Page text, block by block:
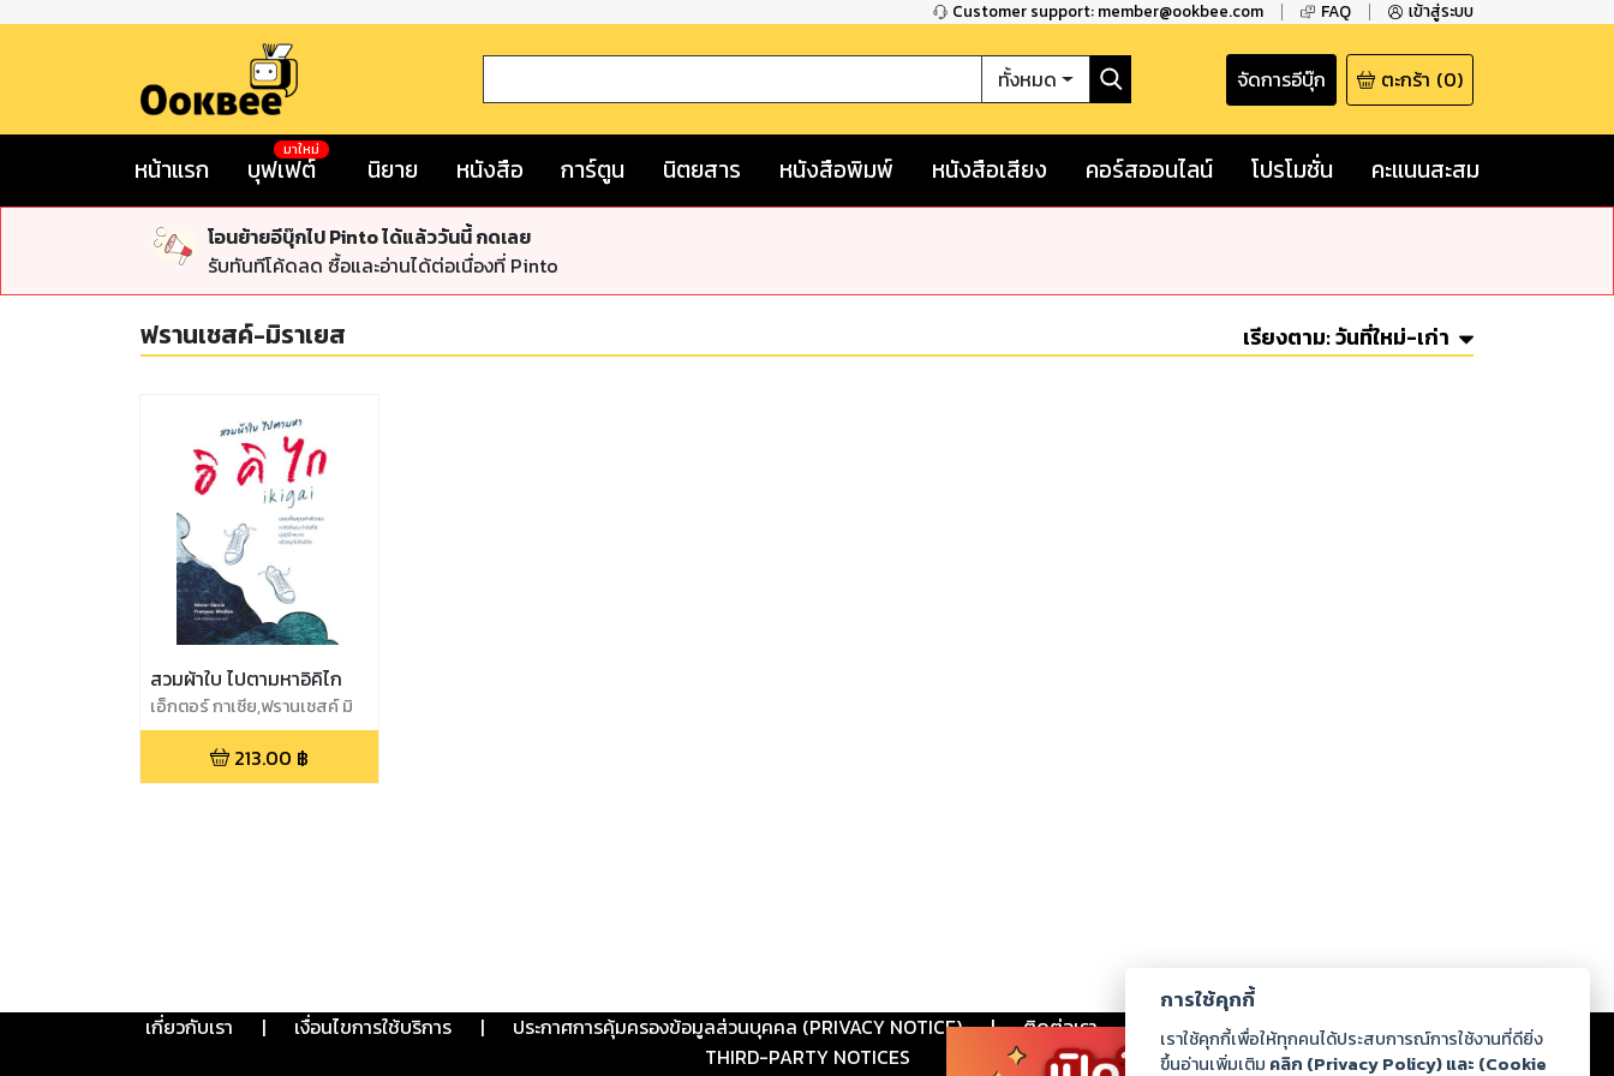
Customer support: member@ookbee.com FAQ เข้าสู่ระบบ
ทั้งหมด จัดการอีบุ๊ก ตะกร้า (0)
หน้าแรก บุฟเฟต์
มาใหม่
นิยาย หนังสือ การ์ตูน นิตยสาร หนังสือพิมพ์ หนังสือเสียง คอร์สออนไลน์ โปรโมชั่น คะแนนสะสม
โอนย้ายอีบุ๊กไป Pinto ได้แล้ววันนี้ กดเลย
รับทันทีโค้ดลด ซื้อและอ่านได้ต่อเนื่องที่ Pinto
ฟรานเชสค์-มิราเยส เรียงตาม:วันที่ใหม่-เก่า
สวมผ้าใบ ไปตามหาอิคิไก
เอ็กตอร์ กาเซีย,ฟรานเชสค์ มิ
ราเยส
213.00 ฿
เกี่ยวกับเรา | เงื่อนไขการใช้บริการ | ประกาศการคุ้มครองข้อมูลส่วนบุคคล (PRIVACY NOTICE) | ติดต่อเรา ร่วมงานกับเรา ดาวน์โหลด
THIRD-PARTY NOTICES
การใช้คุกกี้
เราใช้คุกกี้เพื่อให้ทุกคนได้ประสบการณ์การใช้งานที่ดียิ่ง
ขึ้นอ่านเพิ่มเติม คลิก (Privacy Policy) และ (Cookie